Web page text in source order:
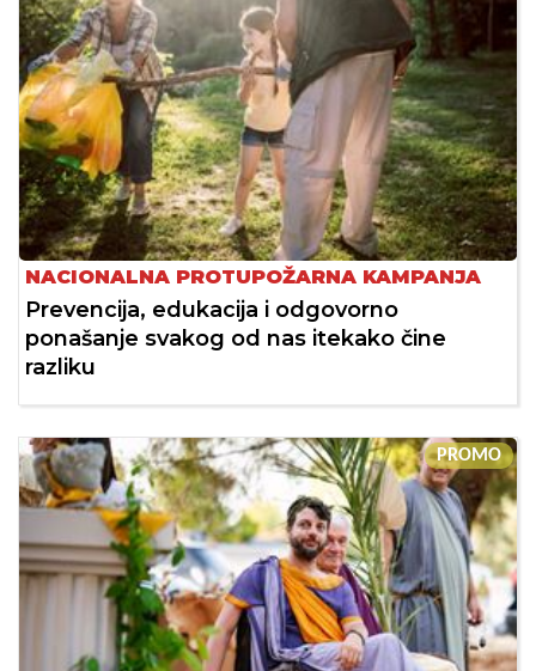
NACIONALNA PROTUPOŽARNA KAMPANJA
Prevencija, edukacija i odgovorno
ponašanje svakog od nas itekako čine
razliku
PROMO